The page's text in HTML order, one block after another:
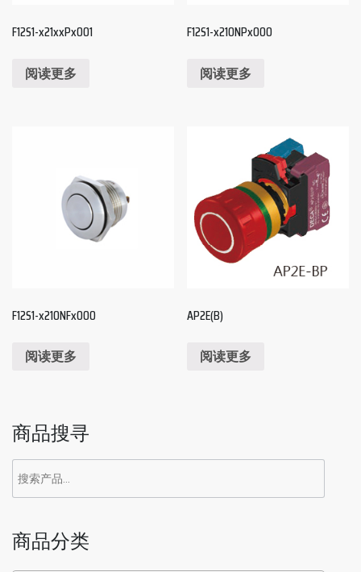
F12S1-x21xxPx001
阅读更多
F12S1-x210NPx000
阅读更多
F12S1-x210NFx000
阅读更多
AP2E(B)
阅读更多
商品搜寻
商品分类